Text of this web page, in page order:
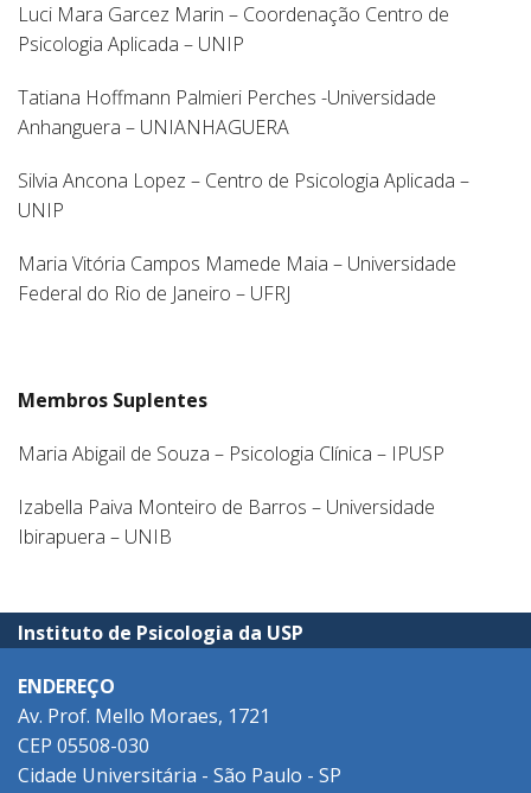
Luci Mara Garcez Marin – Coordenação Centro de
Psicologia Aplicada – UNIP
Tatiana Hoffmann Palmieri Perches -Universidade
Anhanguera – UNIANHAGUERA
Silvia Ancona Lopez – Centro de Psicologia Aplicada –
UNIP
Maria Vitória Campos Mamede Maia – Universidade
Federal do Rio de Janeiro – UFRJ
Membros Suplentes
Maria Abigail de Souza – Psicologia Clínica – IPUSP
Izabella Paiva Monteiro de Barros – Universidade
Ibirapuera – UNIB
Instituto de Psicologia da USP
ENDEREÇO
Av. Prof. Mello Moraes, 1721
CEP 05508-030
Cidade Universitária - São Paulo - SP